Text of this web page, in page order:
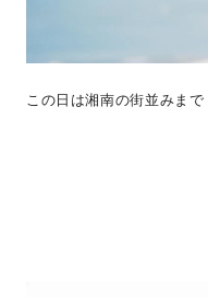
この日は湘南の街並みま